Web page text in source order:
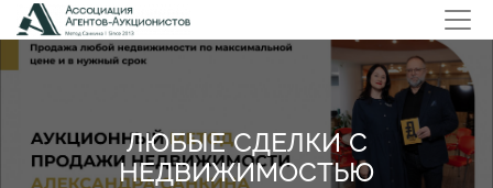
ЛЮБЫЕ СДЕЛКИ С
НЕДВИЖИМОСТЬЮ